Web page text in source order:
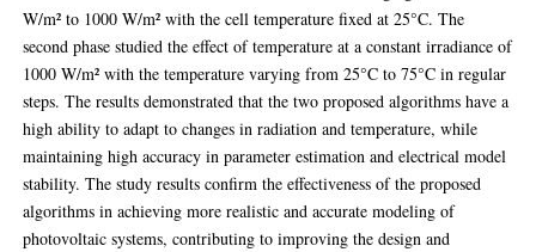
W/m² to 1000 W/m² with the cell temperature fixed at 25°C. The
second phase studied the effect of temperature at a constant irradiance of
1000 W/m² with the temperature varying from 25°C to 75°C in regular
steps. The results demonstrated that the two proposed algorithms have a
high ability to adapt to changes in radiation and temperature, while
maintaining high accuracy in parameter estimation and electrical model
stability. The study results confirm the effectiveness of the proposed
algorithms in achieving more realistic and accurate modeling of
photovoltaic systems, contributing to improving the design and